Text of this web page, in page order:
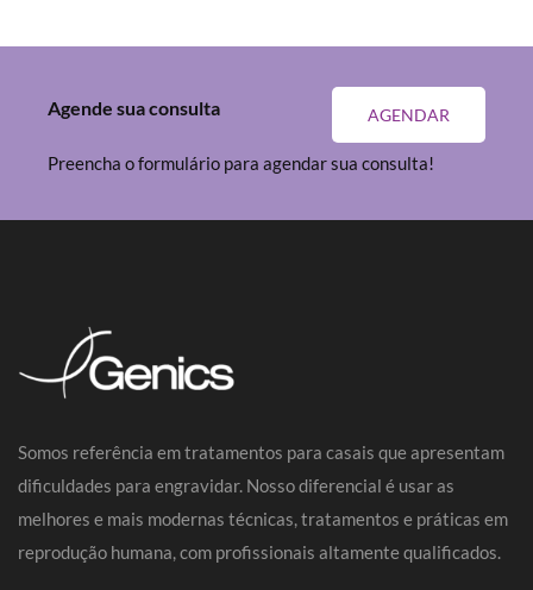
AGENDAR
Agende sua consulta
Preencha o formulário para agendar sua consulta!
Somos referência em tratamentos para casais que apresentam
dificuldades para engravidar. Nosso diferencial é usar as
melhores e mais modernas técnicas, tratamentos e práticas em
reprodução humana, com profissionais altamente qualificados.